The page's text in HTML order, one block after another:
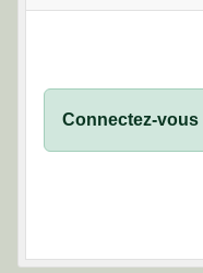
Connectez-vous